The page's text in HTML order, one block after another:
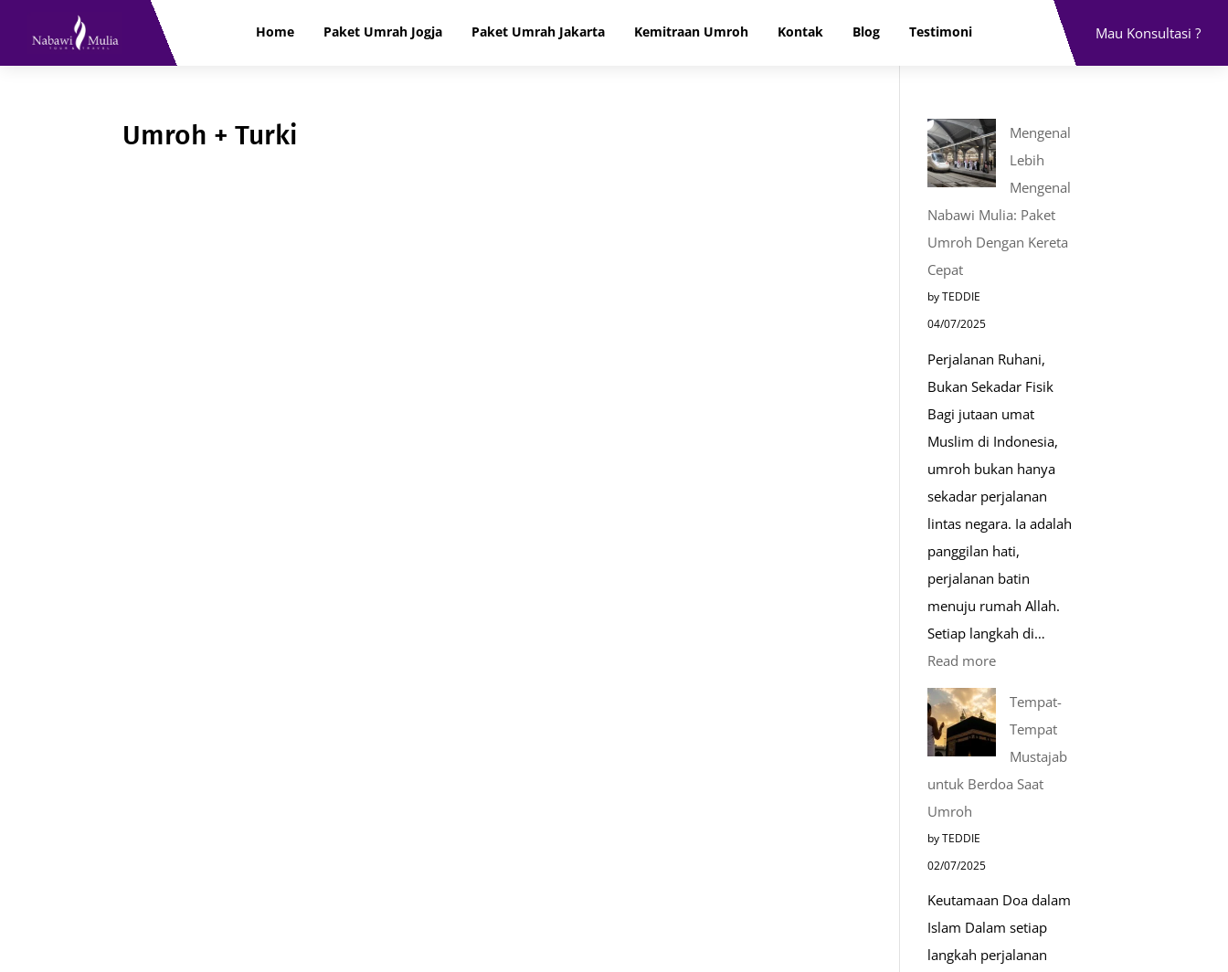
Home Paket Umrah Jogja Paket Umrah Jakarta Kemitraan Umroh Kontak Blog Testimoni Mau Konsultasi ?
Umroh + Turki
Mengenal
Lebih
Mengenal
Nabawi Mulia: Paket
Umroh Dengan Kereta
Cepat
by TEDDIE
04/07/2025
Perjalanan Ruhani,
Bukan Sekadar Fisik
Bagi jutaan umat
Muslim di Indonesia,
umroh bukan hanya
sekadar perjalanan
lintas negara. Ia adalah
panggilan hati,
perjalanan batin
menuju rumah Allah.
Setiap langkah di…
Read more:
Mengenal
Lebih
Mengenal
Kereta
Cepat
Tempat-
Tempat
Mustajab
untuk Berdoa Saat
Umroh
by TEDDIE
02/07/2025
Keutamaan Doa dalam
Islam Dalam setiap
langkah perjalanan